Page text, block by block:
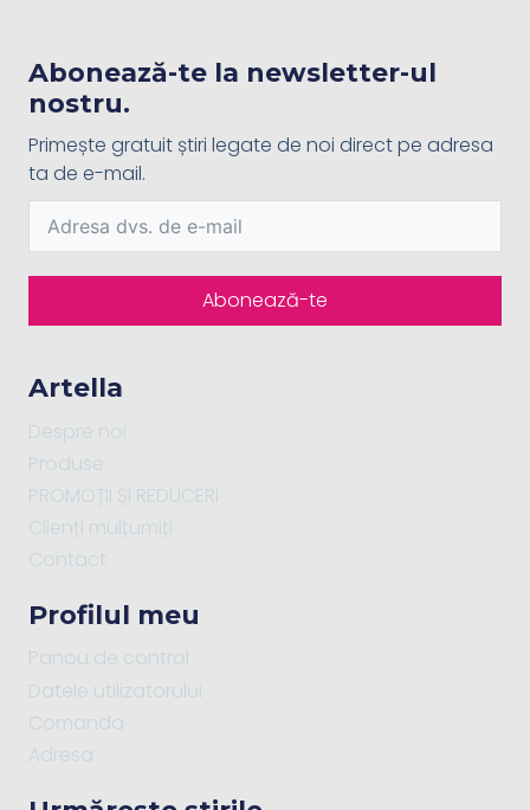
Profilul meu
Panou de control
Datele utilizatorului
Comanda
Adresa
Artella
Despre noi
Produse
PROMOȚII ȘI REDUCERI
Clienți mulțumiți
Contact
Abonează-te la newsletter-ul
nostru.
Primește gratuit știri legate de noi direct pe adresa
ta de e-mail.
Abonează-te